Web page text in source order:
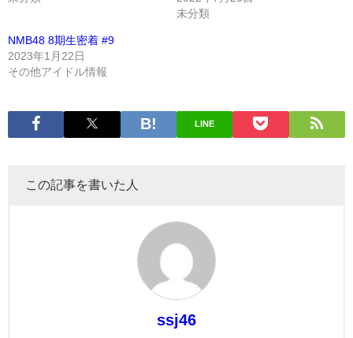
未分類
NMB48 8期生密着 #9
2023年1月22日
その他アイドル情報
LINE
この記事を書いた人
ssj46